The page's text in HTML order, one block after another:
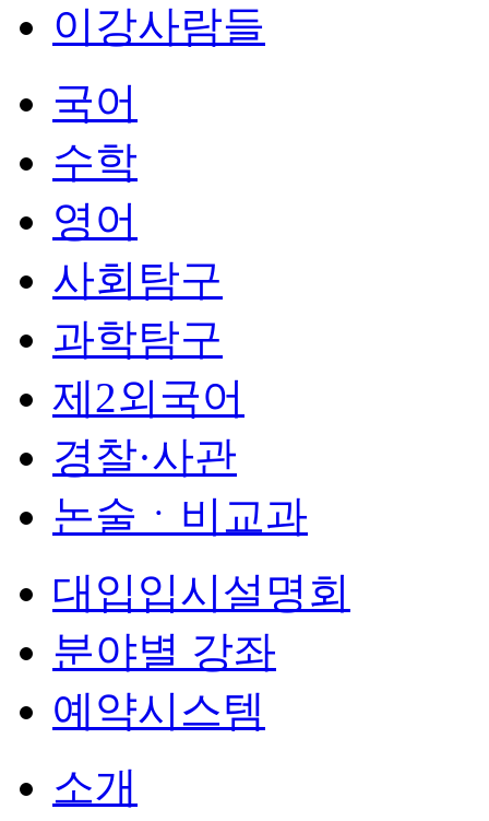
이강사람들
국어
수학
영어
사회탐구
과학탐구
제2외국어
경찰·사관
논술ㆍ비교과
대입입시설명회
분야별 강좌
예약시스템
소개